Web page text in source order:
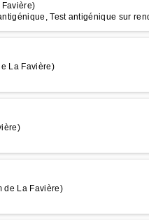
Test antigénique sur
La Favière)
de La Favière)